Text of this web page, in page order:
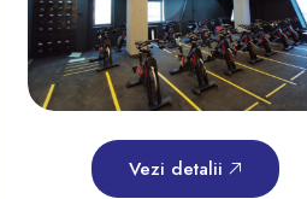
Vezi detalii